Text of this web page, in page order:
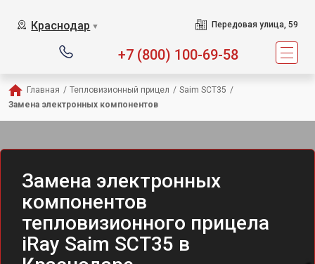
Краснодар ▼ Передовая улица, 59
+7 (800) 100-69-58
Главная / Тепловизионный прицел / Saim SCT35 /
Замена электронных компонентов
Замена электронных
компонентов
тепловизионного прицела
iRay Saim SCT35 в